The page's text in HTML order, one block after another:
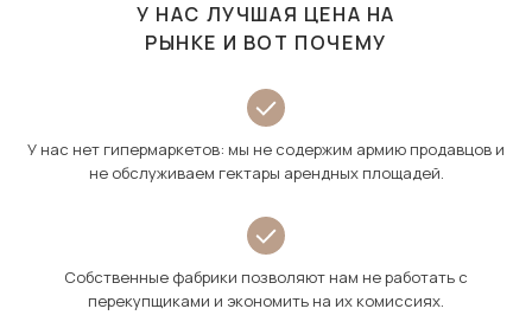
У НАС ЛУЧШАЯ ЦЕНА НА
РЫНКЕ И ВОТ ПОЧЕМУ
У нас нет гипермаркетов: мы не содержим армию продавцов и
не обслуживаем гектары арендных площадей.
Собственные фабрики позволяют нам не работать с
перекупщиками и экономить на их комиссиях.